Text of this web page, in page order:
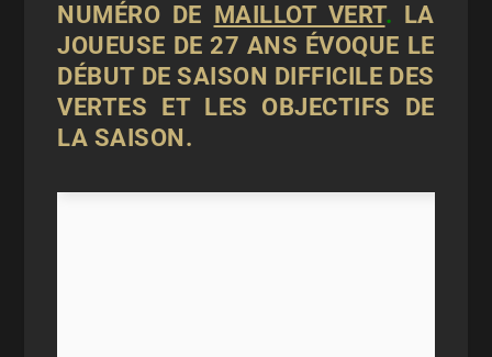
NUMÉRO DE MAILLOT VERT. LA
JOUEUSE DE 27 ANS ÉVOQUE LE
DÉBUT DE SAISON DIFFICILE DES
VERTES ET LES OBJECTIFS DE
LA SAISON.